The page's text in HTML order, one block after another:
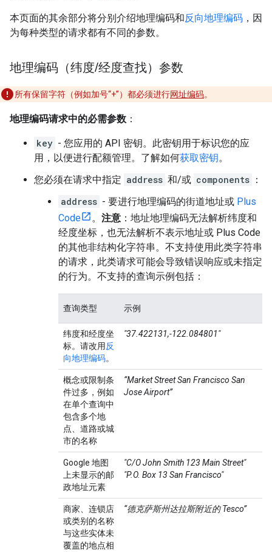
本页面的其余部分将分别介绍地理编码和反向地理编码 ，因
为每种类型的请求都有不同的参数。
地理编码（纬度/经度查找）参数
所有保留字符（例如加号“+”）都必须进行网址编码。
地理编码请求中的必需参数 ：
key - 您应用的 API 密钥。此密钥用于标识您的应
用，以便进行配额管理。了解如何获取密钥。
您必须在请求中指定 address 和/或 components ：
address - 要进行地理编码的街道地址或 Plus
Code
。 注意 ：地址地理编码无法解析纬度和
经度坐标，也无法解析不表示地址或 Plus Code
的其他非结构化字符串。不支持使用此类字符串
的请求，此类请求可能会导致错误响应或未指定
的行为。不支持的查询示例包括：
查询类型 示例
纬度和经度坐
标。请改用 反
向地理编码。
"37.422131,-122.084801"
概念或限制条
件过多，例如
在单个查询中
包含多个地
点、道路或城
市的名称
“Market Street San Francisco San
Jose Airport”
Google 地图
上未显示的邮
政地址元素
"C/O John Smith 123 Main Street"
"P.O. Box 13 San Francisco"
商家、连锁店
或类别的名称
与这些实体未
覆盖的地点相
“德克萨斯州达拉斯附近的 Tesco”